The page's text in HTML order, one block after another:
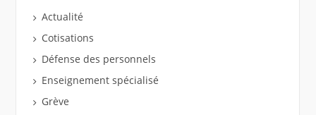
Actualité
Cotisations
Défense des personnels
Enseignement spécialisé
Grève